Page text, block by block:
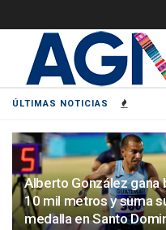
ÚLTIMAS NOTICIAS
Alberto González gana
10 mil metros y suma
medalla en Santo